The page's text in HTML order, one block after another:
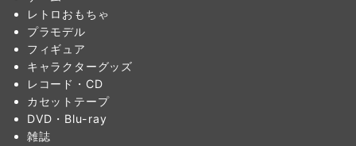
レトロおもちゃ
プラモデル
フィギュア
キャラクターグッズ
レコード・CD
カセットテープ
DVD・Blu-ray
雑誌